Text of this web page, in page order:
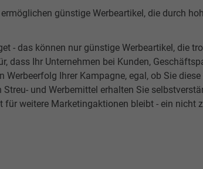
günstige Werbeartikel, die durch
- das können nur günstige Werbeartikel, die
dass Ihr Unternehmen bei Kunden,
Ihrer Kampagne, egal, ob Sie
und Werbemittel erhalten Sie
für weitere Marketingaktionen bleibt - ein